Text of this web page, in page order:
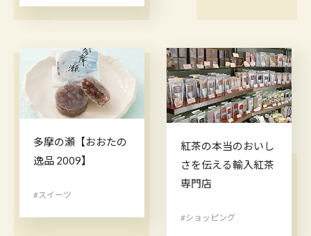
多摩の瀬【おおたの
逸品 2009】
#スイーツ
紅茶の本当のおいし
さを伝える輸入紅茶
専門店
#ショッピング